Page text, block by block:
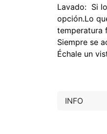
Lavado: Si
opción.Lo
temperatura
Siempre se
Échale un
INFO